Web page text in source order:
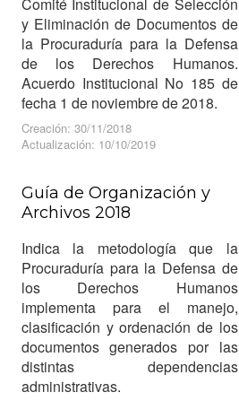
Comité Institucional de Selección
y Eliminación de Documentos de
la Procuraduría para la Defensa
de los Derechos Humanos.
Acuerdo Institucional No 185 de
fecha 1 de noviembre de 2018.
Creación: 30/11/2018
Actualización: 10/10/2019
Guía de Organización y
Archivos 2018
Indica la metodología que la
Procuraduría para la Defensa de
los Derechos Humanos
implementa para el manejo,
clasificación y ordenación de los
documentos generados por las
distintas dependencias
administrativas.